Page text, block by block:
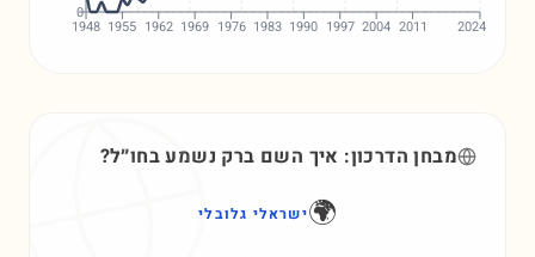
1948 1955 1962 1969 1976 1983 1990 1997 2004 2011 2024
0
מבחן הדרכון: איך השם ברק נשמע בחו״ל?
🌍ישראלי גלובלי